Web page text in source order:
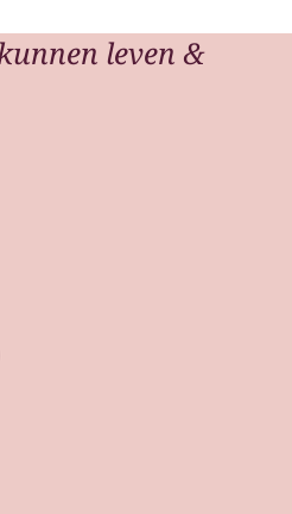
leven &